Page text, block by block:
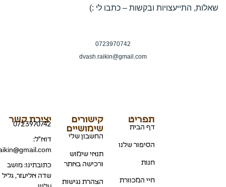
שאלות, התייעצויות ובקשות – כתבו לי :)
0723970742
dvash.raikin@gmail.com
תפריט
דף הבית
הסיפור שלנו
חנות
חיי המכוורת
קישורים
שימושיים
החשבון שלי
תנאי שימוש
ורכישה באתר
הצהרת נגישות
יצירת קשר
0723970742
דוא"ל:
כתובתינו: מושב
שדה אליעזר, גליל